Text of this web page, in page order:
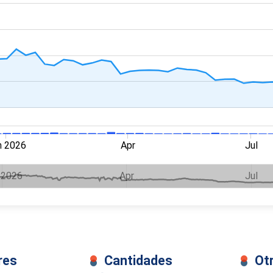
2026 Jul
Apr
Jul
Apr
Cantidades